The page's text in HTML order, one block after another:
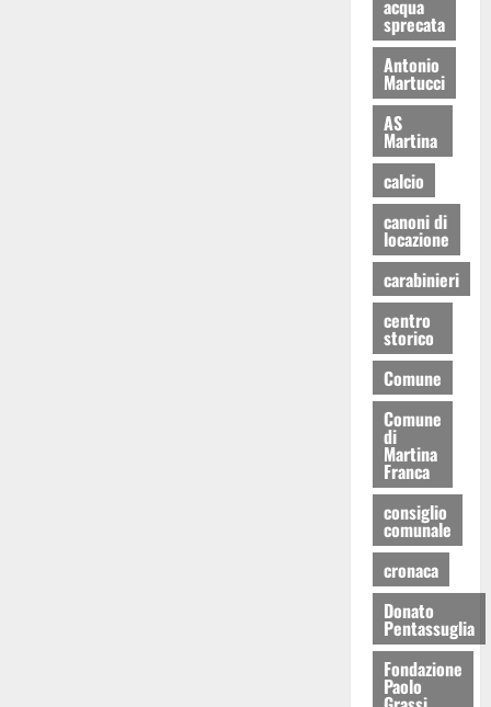
acqua
sprecata
Antonio
Martucci
AS
Martina
calcio
canoni di
locazione
carabinieri
centro
storico
Comune
Comune
di
Martina
Franca
consiglio
comunale
cronaca
Donato
Pentassuglia
Fondazione
Paolo